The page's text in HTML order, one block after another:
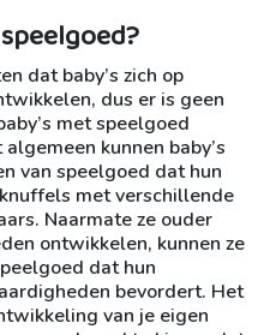
dat baby’s zich op
dus er is geen
met speelgoed
kunnen baby’s
van speelgoed dat hun
met verschillende
Naarmate ze ouder
ontwikkelen, kunnen ze
dat hun
bevordert. Het
van je eigen